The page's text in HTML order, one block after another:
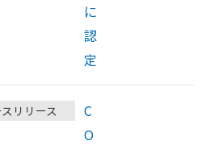
に
認
定
リリース
C
O